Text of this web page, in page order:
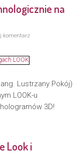
na
komentarz
Lustrzany Pokój)
LOOK-u
3D!
Look i